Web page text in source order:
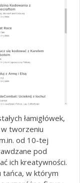
łamigłówek,
tworzeniu
od 10-tej
pod
ich kreatywności.
tańca, w którym